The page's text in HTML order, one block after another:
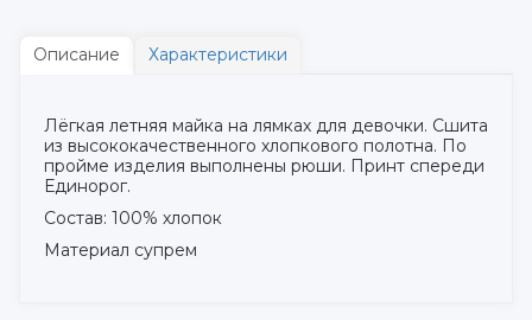
Описание Характеристики
Лёгкая летняя майка на лямках для девочки. Сшита
из высококачественного хлопкового полотна. По
пройме изделия выполнены рюши. Принт спереди
Единорог.
Состав: 100% хлопок
Материал супрем